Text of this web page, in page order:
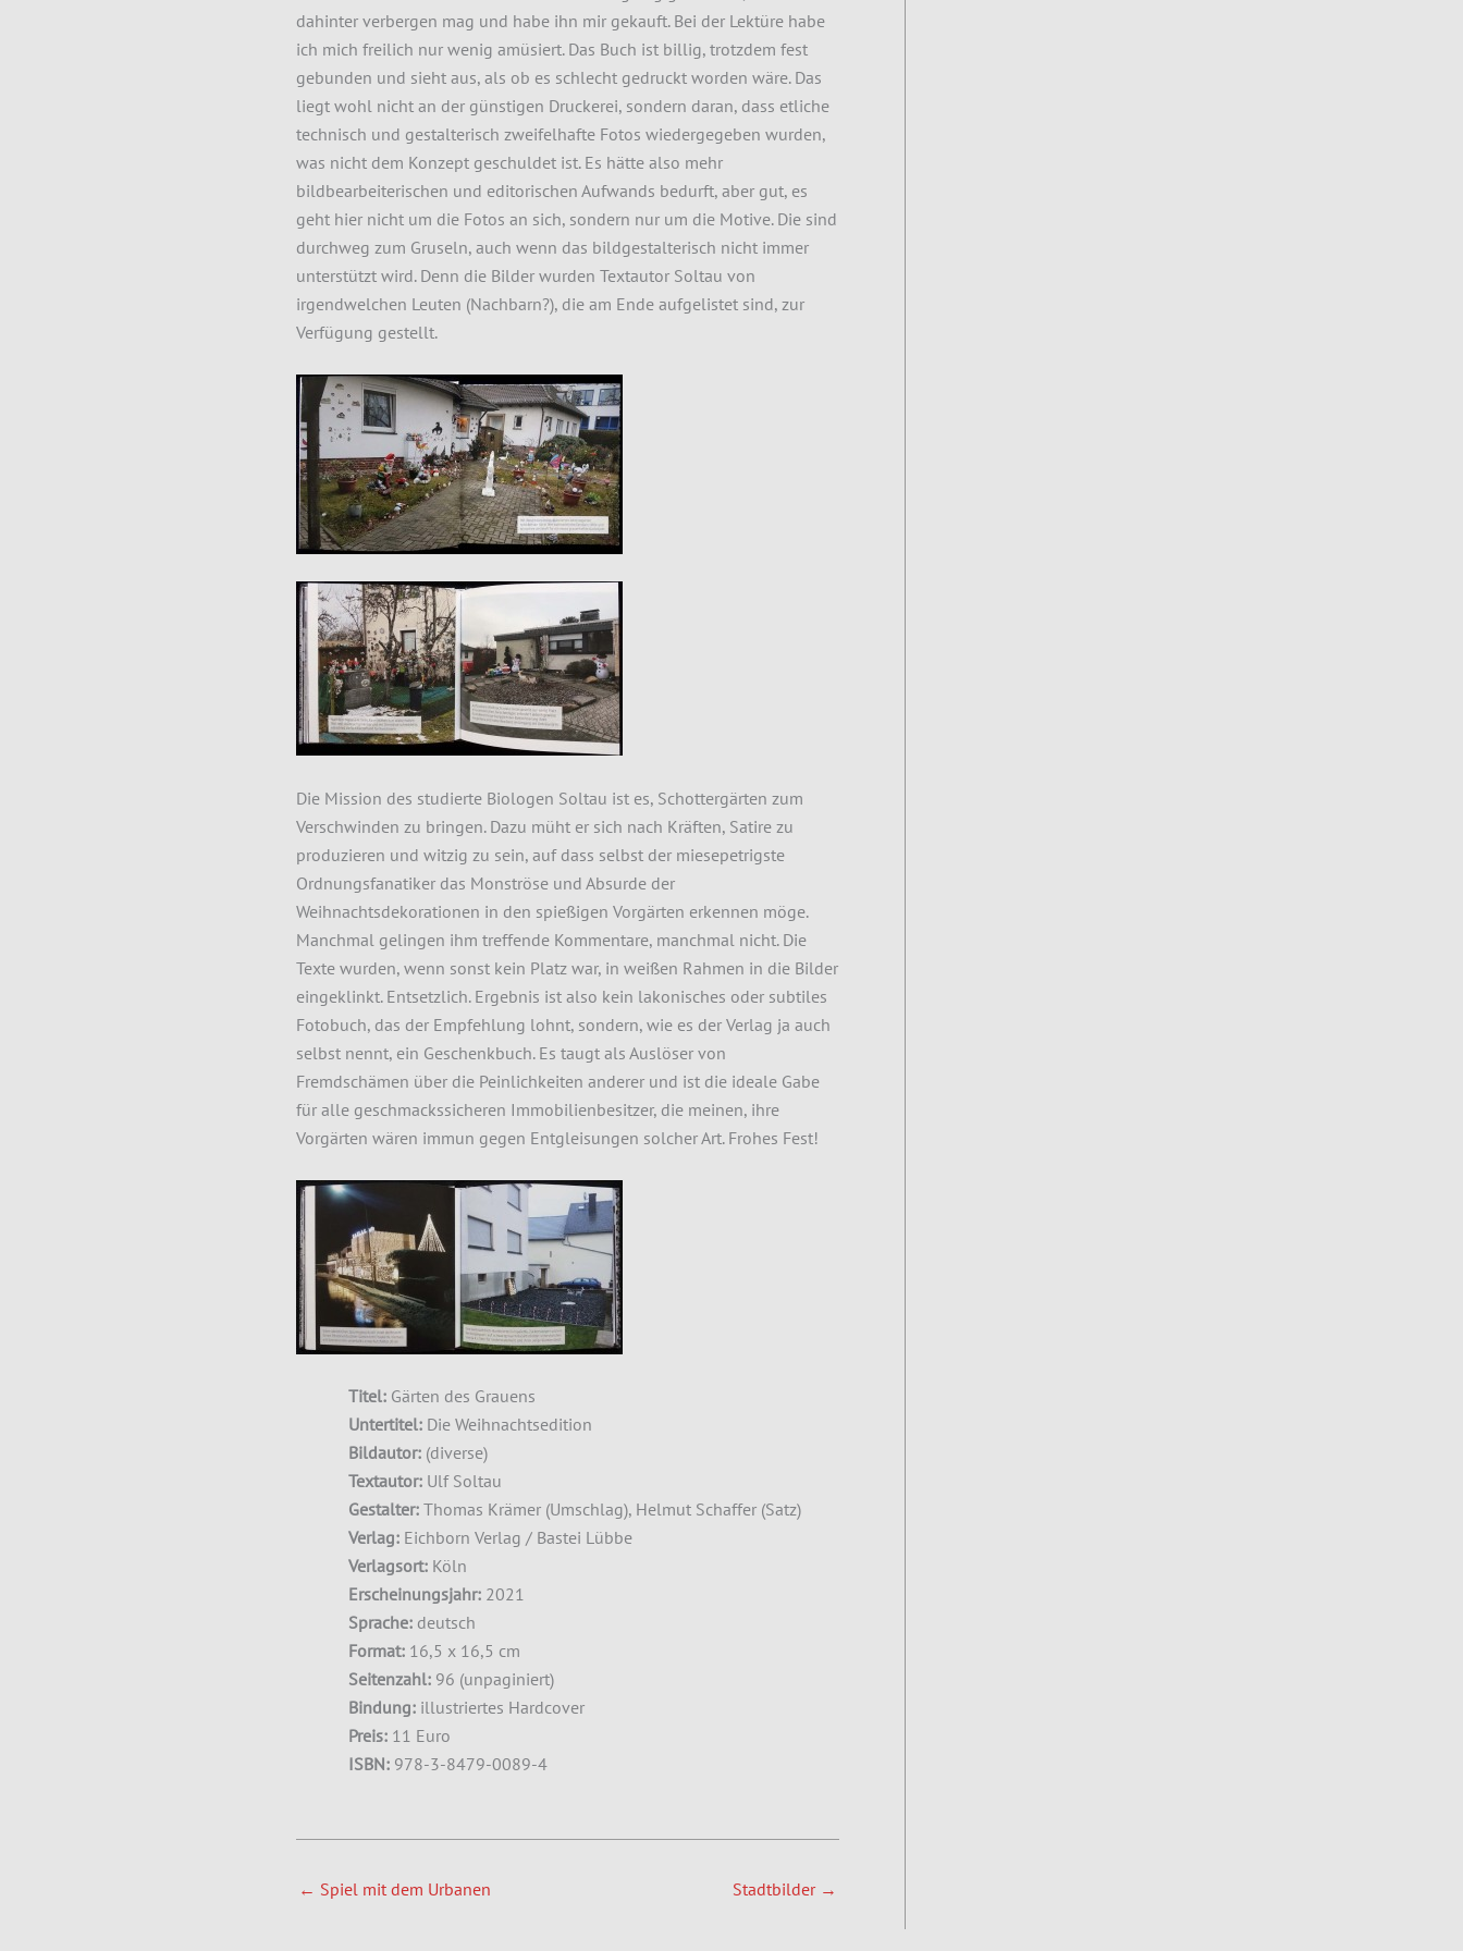
dahinter verbergen mag und habe ihn mir gekauft. Bei der Lektüre habe
ich mich freilich nur wenig amüsiert. Das Buch ist billig, trotzdem fest
gebunden und sieht aus, als ob es schlecht gedruckt worden wäre. Das
liegt wohl nicht an der günstigen Druckerei, sondern daran, dass etliche
technisch und gestalterisch zweifelhafte Fotos wiedergegeben wurden,
was nicht dem Konzept geschuldet ist. Es hätte also mehr
bildbearbeiterischen und editorischen Aufwands bedurft, aber gut, es
geht hier nicht um die Fotos an sich, sondern nur um die Motive. Die sind
durchweg zum Gruseln, auch wenn das bildgestalterisch nicht immer
unterstützt wird. Denn die Bilder wurden Textautor Soltau von
irgendwelchen Leuten (Nachbarn?), die am Ende aufgelistet sind, zur
Verfügung gestellt.
Die Mission des studierte Biologen Soltau ist es, Schottergärten zum
Verschwinden zu bringen. Dazu müht er sich nach Kräften, Satire zu
produzieren und witzig zu sein, auf dass selbst der miesepetrigste
Ordnungsfanatiker das Monströse und Absurde der
Weihnachtsdekorationen in den spießigen Vorgärten erkennen möge.
Manchmal gelingen ihm treffende Kommentare, manchmal nicht. Die
Texte wurden, wenn sonst kein Platz war, in weißen Rahmen in die Bilder
eingeklinkt. Entsetzlich. Ergebnis ist also kein lakonisches oder subtiles
Fotobuch, das der Empfehlung lohnt, sondern, wie es der Verlag ja auch
selbst nennt, ein Geschenkbuch. Es taugt als Auslöser von
Fremdschämen über die Peinlichkeiten anderer und ist die ideale Gabe
für alle geschmackssicheren Immobilienbesitzer, die meinen, ihre
Vorgärten wären immun gegen Entgleisungen solcher Art. Frohes Fest!
Titel: Gärten des Grauens
Untertitel: Die Weihnachtsedition
Bildautor: (diverse)
Textautor: Ulf Soltau
Gestalter: Thomas Krämer (Umschlag), Helmut Schaffer (Satz)
Verlag: Eichborn Verlag / Bastei Lübbe
Verlagsort: Köln
Erscheinungsjahr: 2021
Sprache: deutsch
Format: 16,5 x 16,5 cm
Seitenzahl: 96 (unpaginiert)
Bindung: illustriertes Hardcover
Preis: 11 Euro
ISBN: 978-3-8479-0089-4
← Spiel mit dem Urbanen Stadtbilder →